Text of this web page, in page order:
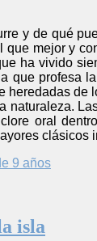
y de qué
mejor y
ha vivido
que profesa
heredadas
naturaleza.
oral
9 años
isla